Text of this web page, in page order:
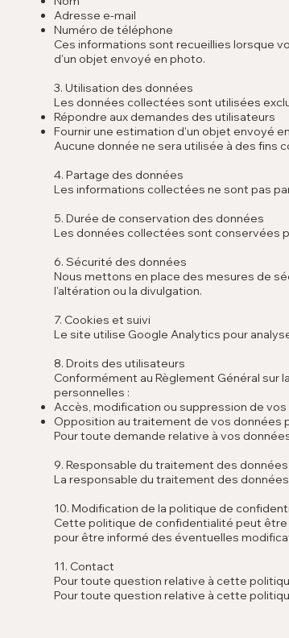
Adresse e-mail
Numéro de téléphone
Ces informations sont recueillies lorsque
d'un objet envoyé en photo.
3. Utilisation des données
Les données collectées sont utilisées
Répondre aux demandes des utilisateurs
Fournir une estimation d'un objet envoyé
Aucune donnée ne sera utilisée à des fins
4. Partage des données
Les informations collectées ne sont pas
5. Durée de conservation des données
Les données collectées sont conservées
6. Sécurité des données
Nous mettons en place des mesures de
l'altération ou la divulgation.
7. Cookies et suivi
Le site utilise Google Analytics pour
8. Droits des utilisateurs
Conformément au Règlement Général sur
personnelles :
Accès, modification ou suppression de
Opposition au traitement de vos données
Pour toute demande relative à vos
9. Responsable du traitement des données
La responsable du traitement des
10. Modification de la politique de
Cette politique de confidentialité peut
pour être informé des éventuelles
11. Contact
Pour toute question relative à cette
Pour toute question relative à cette